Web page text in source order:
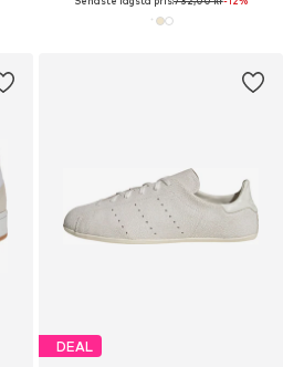
DEAL